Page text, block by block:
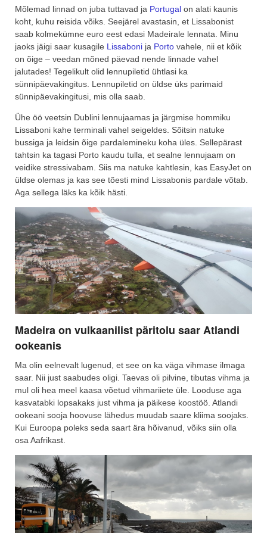
Mõlemad linnad on juba tuttavad ja Portugal on alati kaunis
koht, kuhu reisida võiks. Seejärel avastasin, et Lissabonist
saab kolmekümne euro eest edasi Madeirale lennata. Minu
jaoks jäigi saar kusagile Lissaboni ja Porto vahele, nii et kõik
on õige – veedan mõned päevad nende linnade vahel
jalutades! Tegelikult olid lennupiletid ühtlasi ka
sünnipäevakingitus. Lennupiletid on üldse üks parimaid
sünnipäevakingitusi, mis olla saab.
Ühe öö veetsin Dublini lennujaamas ja järgmise hommiku
Lissaboni kahe terminali vahel seigeldes. Sõitsin natuke
bussiga ja leidsin õige pardalemineku koha üles. Sellepärast
tahtsin ka tagasi Porto kaudu tulla, et sealne lennujaam on
veidike stressivabam. Siis ma natuke kahtlesin, kas EasyJet on
üldse olemas ja kas see tõesti mind Lissabonis pardale võtab.
Aga sellega läks ka kõik hästi.
Madeira on vulkaanilist päritolu saar Atlandi
ookeanis
Ma olin eelnevalt lugenud, et see on ka väga vihmase ilmaga
saar. Nii just saabudes oligi. Taevas oli pilvine, tibutas vihma ja
mul oli hea meel kaasa võetud vihmariiete üle. Looduse aga
kasvatabki lopsakaks just vihma ja päikese koostöö. Atlandi
ookeani sooja hoovuse lähedus muudab saare kliima soojaks.
Kui Euroopa poleks seda saart ära hõivanud, võiks siin olla
osa Aafrikast.